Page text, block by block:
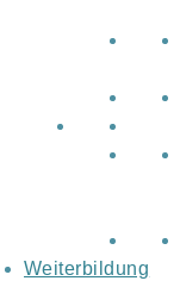
Weiterbildung